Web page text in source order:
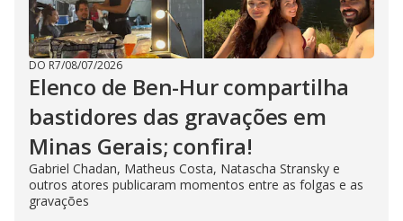
DO R7/08/07/2026
Elenco de Ben-Hur compartilha
bastidores das gravações em
Minas Gerais; confira!
Gabriel Chadan, Matheus Costa, Natascha Stransky e
outros atores publicaram momentos entre as folgas e as
gravações